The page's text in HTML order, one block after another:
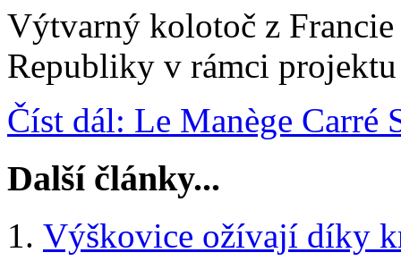
Výtvarný kolotoč z
Republiky v rámci
Číst dál: Le Manège Carré
Další články...
Výškovice ožívají díky